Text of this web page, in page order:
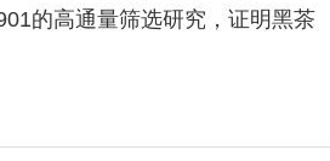
的高通量筛选研究，证明黑茶